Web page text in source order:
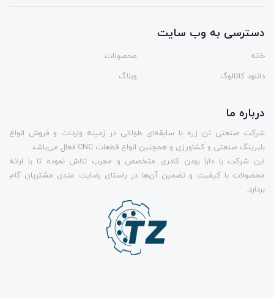
دسترسی به وب سایت
خانه
محصولات
دانلود کاتالوگ
وبلاگ
درباره ما
شرکت صنعتی تن زره با سابقه‌ای طولانی در زمینه واردات و فروش انواع
بلبرینگ صنعتی و کشاورزی و همچنین انواع قطعات CNC فعال می‌باشد.
این شرکت با دارا بودن کادری متخصص و مجرب تلاش نموده تا با ارائه
محصولات با کیفیت و تضمین آن‌ها در راستای رضایت مندی مشتریان گام
بردارد.